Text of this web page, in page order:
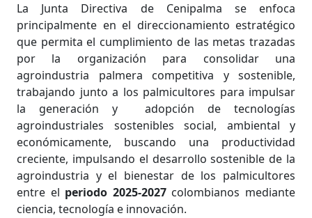
La Junta Directiva de Cenipalma se enfoca
principalmente en el direccionamiento estratégico
que permita el cumplimiento de las metas trazadas
por la organización para consolidar una
agroindustria palmera competitiva y sostenible,
trabajando junto a los palmicultores para impulsar
la generación y adopción de tecnologías
agroindustriales sostenibles social, ambiental y
económicamente, buscando una productividad
creciente, impulsando el desarrollo sostenible de la
agroindustria y el bienestar de los palmicultores
entre el periodo 2025-2027colombianos mediante
ciencia, tecnología e innovación.